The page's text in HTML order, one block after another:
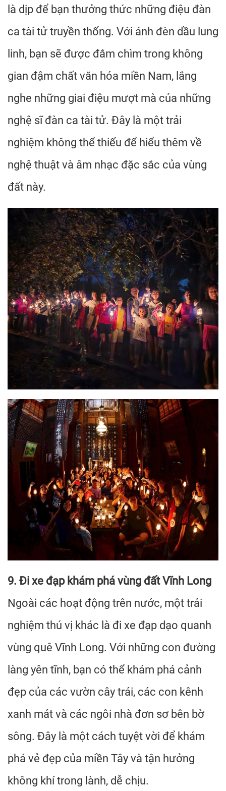
là dịp để bạn thưởng thức những điệu đàn
ca tài tử truyền thống. Với ánh đèn dầu lung
linh, bạn sẽ được đắm chìm trong không
gian đậm chất văn hóa miền Nam, lắng
nghe những giai điệu mượt mà của những
nghệ sĩ đàn ca tài tử. Đây là một trải
nghiệm không thể thiếu để hiểu thêm về
nghệ thuật và âm nhạc đặc sắc của vùng
đất này.
9. Đi xe đạp khám phá vùng đất Vĩnh Long
Ngoài các hoạt động trên nước, một trải
nghiệm thú vị khác là đi xe đạp dạo quanh
vùng quê Vĩnh Long. Với những con đường
làng yên tĩnh, bạn có thể khám phá cảnh
đẹp của các vườn cây trái, các con kênh
xanh mát và các ngôi nhà đơn sơ bên bờ
sông. Đây là một cách tuyệt vời để khám
phá vẻ đẹp của miền Tây và tận hưởng
không khí trong lành, dễ chịu.